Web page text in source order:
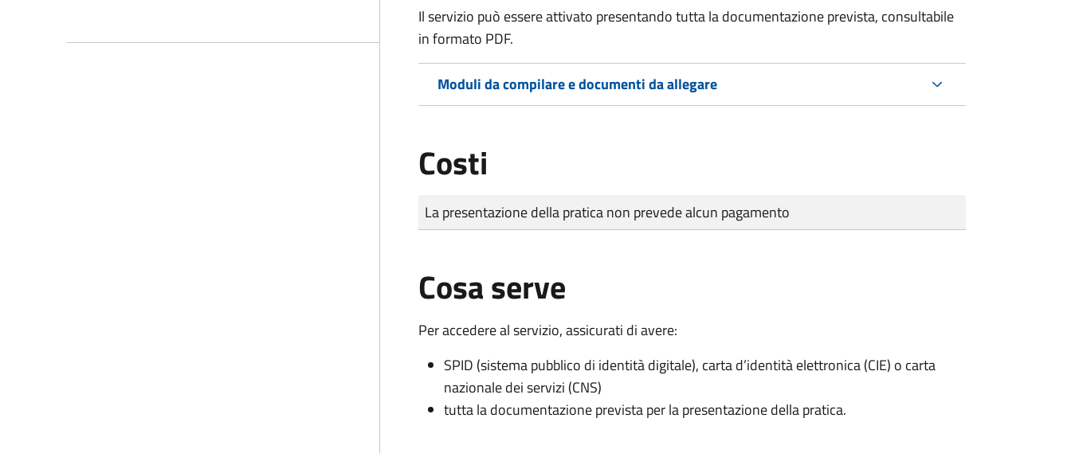
Il servizio può essere attivato presentando tutta la documentazione prevista, consultabile
in formato PDF.
Moduli da compilare e documenti da allegare
Costi
Tipo di pagamento
Importo
La presentazione della pratica non prevede alcun pagamento
Cosa serve
Per accedere al servizio, assicurati di avere:
SPID (sistema pubblico di identità digitale), carta d’identità elettronica (CIE) o carta
nazionale dei servizi (CNS)
tutta la documentazione prevista per la presentazione della pratica.